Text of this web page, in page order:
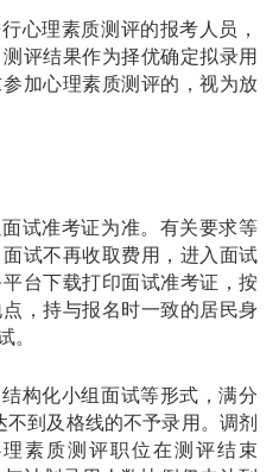
心理素质测评的报考人员，
评结果作为择优确定拟录用
加心理素质测评的，视为放
试准考证为准。有关要求等
试不再收取费用，进入面试
台下载打印面试准考证，按
，持与报名时一致的居民身
。
构化小组面试等形式，满分
不到及格线的不予录用。调剂
素质测评职位在测评结束